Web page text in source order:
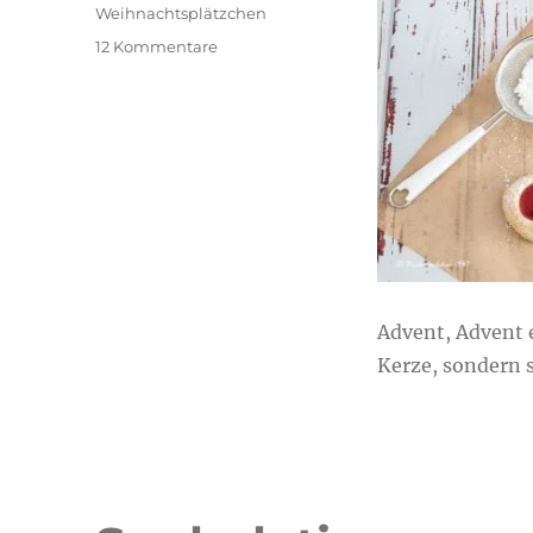
Advent,
Kerze, sondern
Weihnachtsplätzchen
12 Kommentarezu